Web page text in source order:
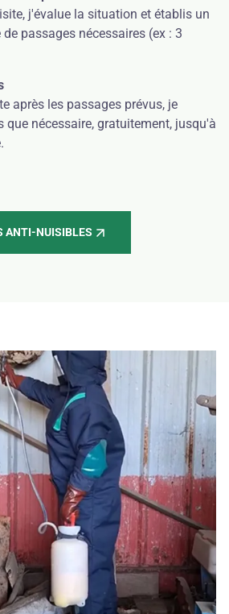
j'évalue la situation et établis un
passages nécessaires (ex : 3
après les passages prévus, je
que nécessaire, gratuitement, jusqu'à
ANTI-NUISIBLES